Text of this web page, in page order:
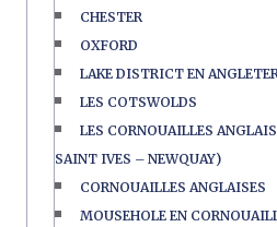
CHESTER
OXFORD
LAKE DISTRICT EN
LES COTSWOLDS
LES CORNOUAILLES
SAINT IVES – NEWQUAY)
CORNOUAILLES ANGLAISES
MOUSEHOLE EN